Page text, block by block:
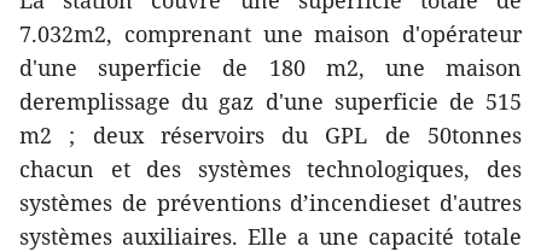
7.032m2, comprenant une maison d'opérateur
d'une superficie de 180 m2, une maison
deremplissage du gaz d'une superficie de 515
m2 ; deux réservoirs du GPL de 50tonnes
chacun et des systèmes technologiques, des
systèmes de préventions d’incendieset d'autres
systèmes auxiliaires. Elle a une capacité totale